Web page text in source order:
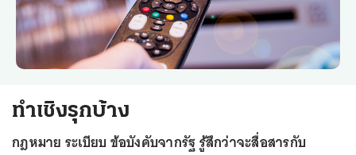
ทำเชิงรุกบ้าง
กฎหมาย ระเบียบ ข้อบังคับจากรัฐ รู้สึกว่าจะสื่อสารกับ